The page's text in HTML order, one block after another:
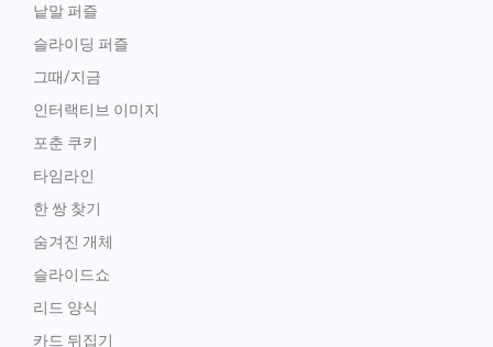
낱말 퍼즐
슬라이딩 퍼즐
그때/지금
인터랙티브 이미지
포춘 쿠키
타임라인
한 쌍 찾기
숨겨진 개체
슬라이드쇼
리드 양식
카드 뒤집기